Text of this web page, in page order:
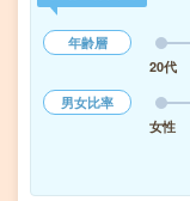
年齢層
20代
男女比率
女性